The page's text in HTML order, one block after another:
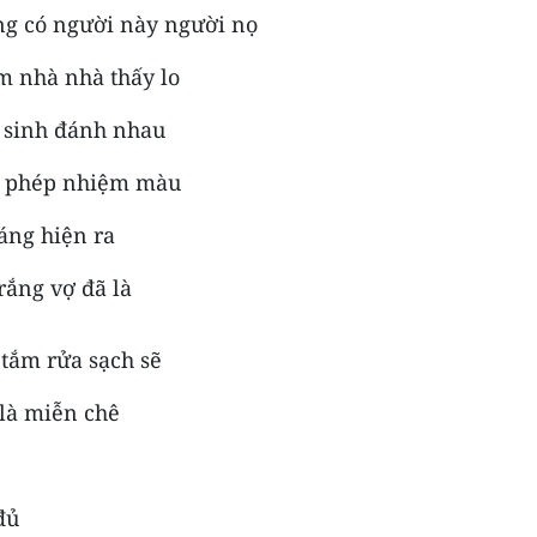
có người này người nọ
nhà nhà thấy lo
đánh nhau
nhiệm màu
hiện ra
vợ đã là
rửa sạch sẽ
miễn chê